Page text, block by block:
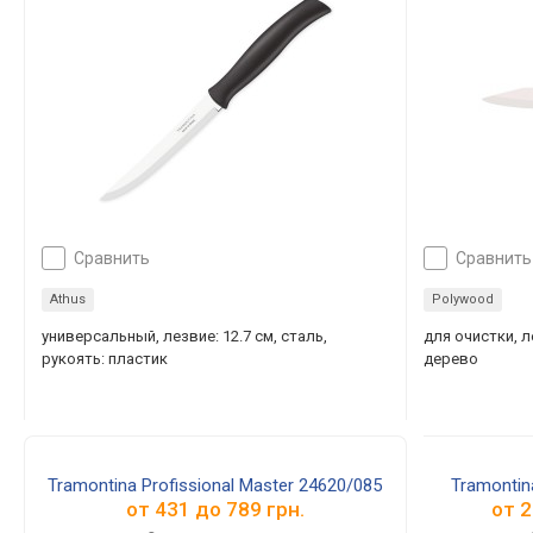
сравнить
Athus
универсальный, лезвие: 12.7 см, сталь,
рукоять: пластик
сравнить
Polywood
для очистки,
дерево
Tramontina Profissional Master 24620/085
от 431 до 789 грн. от